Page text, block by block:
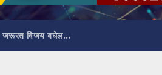
विजय बघेल…